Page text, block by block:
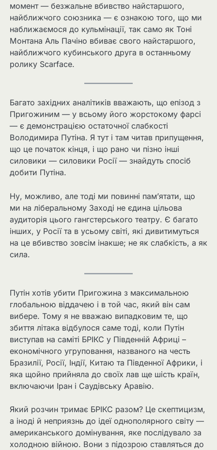
момент — безжальне вбивство найстаршого,
найближчого союзника — є ознакою того, що ми
наближаємося до кульмінації, так само як Тоні
Монтана Аль Пачіно вбиває свого найстаршого,
найближчого кубинського друга в останньому
ролику Scarface.
Багато західних аналітиків вважають, що епізод з
Пригожиним — у всьому його жорстокому фарсі
— є демонстрацією остаточної слабкості
Володимира Путіна. Я тут і там читав припущення,
що це початок кінця, і що рано чи пізно інші
силовики — силовики Росії — знайдуть спосіб
добити Путіна.
Ну, можливо, але тоді ми повинні пам’ятати, що
ми на ліберальному Заході не єдина цільова
аудиторія цього гангстерського театру. Є багато
інших, у Росії та в усьому світі, які дивитимуться
на це вбивство зовсім інакше; не як слабкість, а як
сила.
Путін хотів убити Пригожина з максимальною
глобальною віддачею і в той час, який він сам
вибере. Тому я не вважаю випадковим те, що
збиття літака відбулося саме тоді, коли Путін
виступав на саміті БРІКС у Південній Африці –
економічного угруповання, названого на честь
Бразилії, Росії, Індії, Китаю та Південної Африки, і
яка щойно прийняла до своїх лав ще шість країн,
включаючи Іран і Саудівську Аравію.
Який розчин тримає БРІКС разом? Це скептицизм,
а іноді й неприязнь до ідеї однополярного світу —
американського домінування, яке послідувало за
холодною війною. Вони з підозрою ставляться до